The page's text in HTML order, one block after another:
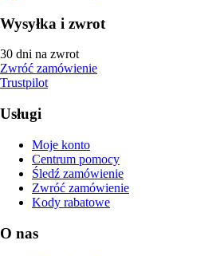
Wysyłka i zwrot
30 dni na zwrot
Zwróć zamówienie
Trustpilot
Usługi
Moje konto
Centrum pomocy
Śledź zamówienie
Zwróć zamówienie
Kody rabatowe
O nas